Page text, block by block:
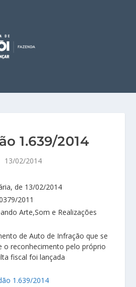
1.639/2014
13/02/2014
de 13/02/2014
2011
Arte,Som e Realizações
de Auto de Infração que se
o reconhecimento pelo próprio
fiscal foi lançada
1.639/2014